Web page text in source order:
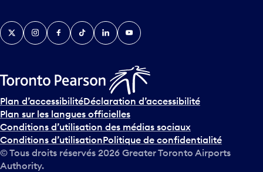
TwitterInstagramFacebook
TikTokLinkedInYouTube
Plan d’accessibilitéDéclaration d’accessibilité
Plan sur les langues officielles
Conditions d’utilisation des médias sociaux
Conditions d’utilisationPolitique de confidentialité
© Tous droits réservés 2026 Greater Toronto Airports
Authority.